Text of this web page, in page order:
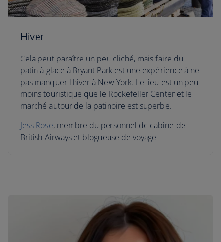
Hiver
Cela peut paraître un peu cliché, mais faire du
patin à glace à Bryant Park est une expérience à ne
pas manquer l'hiver à New York. Le lieu est un peu
moins touristique que le Rockefeller Center et le
marché autour de la patinoire est superbe.
Jess Rose, membre du personnel de cabine de
British Airways et blogueuse de voyage